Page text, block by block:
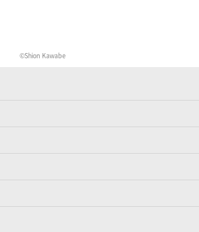
©️Shion Kawabe